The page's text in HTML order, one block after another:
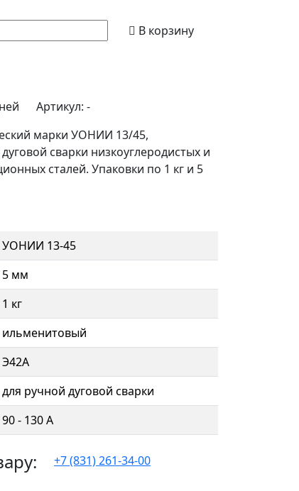
В корзину
Артикул: -
марки УОНИИ 13/45,
сварки низкоуглеродистых и
сталей. Упаковки по 1 кг и 5
УОНИИ 13-45
5 мм
1 кг
ильменитовый
Э42А
для ручной дуговой сварки
90 - 130 А
+7 (831) 261-34-00